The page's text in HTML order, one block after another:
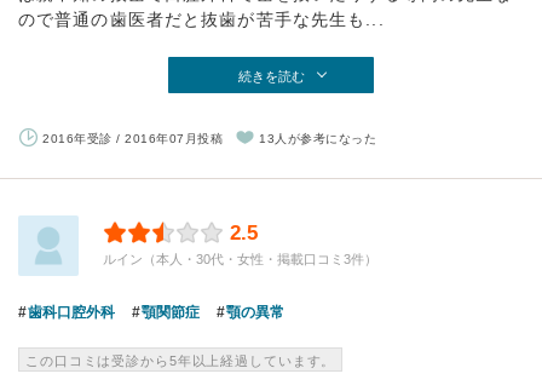
ので普通の歯医者だと抜歯が苦手な先生も...
続きを読む
2016年受診 / 2016年07月投稿 13人が参考になった
2.5
ルイン（本人・30代・女性・掲載口コミ3件）
歯科口腔外科 顎関節症 顎の異常
この口コミは受診から5年以上経過しています。